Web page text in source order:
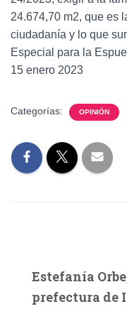
24.674,70 m2, que es
ciudadanía y lo que
Especial para la
15 enero 2023
Categorías: OPINIÓN
Estefanía
prefectura de